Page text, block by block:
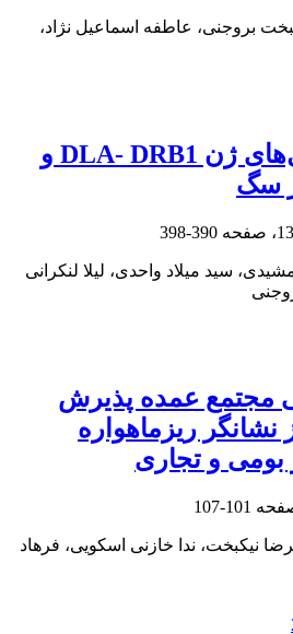
بروجنی، عاطفه اسماعیل نژاد،
بررسی ارتباط آلل‌های ژن DLA- DRB1 و
سگ
390-398
سید میلاد واحدی، لیلا لنکرانی
مجتمع عمده پذیرش
نشانگر ریزماهواره
101-107
نیکبخت، ندا خازنی اسکویی، فرهاد